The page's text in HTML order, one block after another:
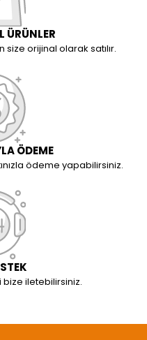
ÜRÜNLER
orijinal olarak satılır.
ÖDEME
ödeme yapabilirsiniz.
iletebilirsiniz.